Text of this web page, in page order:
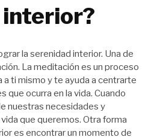
la serenidad interior. Una de
La meditación es un proceso
a ti mismo y te ayuda a centrarte
que ocurra en la vida. Cuando
nuestras necesidades y
que queremos. Otra forma
es encontrar un momento de